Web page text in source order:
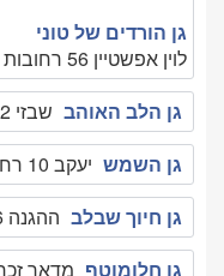
גן הורדים של טוני
לוין אפשטיין 56 רחובות , 0544249148
גן הלב האוהב שבזי 22 רחובות , 9459146
גן השמש יעקב 10 רחובות , 0522281090
גן חיוך שבלב ההגנה 46 רחובות , 0747017710
גן חלומוטף מדאר זכריה 36 רחובות ,